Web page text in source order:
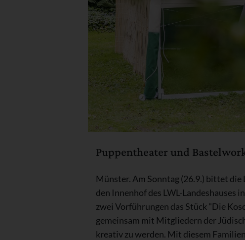
Puppentheater und
Münster. Am Sonntag (26.9.) bittet
den Innenhof des LWL-
zwei Vorführungen das Stück "Die
gemeinsam mit Mitgliedern der
kreativ zu werden. Mit diesem